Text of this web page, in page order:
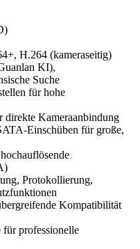
H.264 (kameraseitig)
KI),
Suche
für hohe
direkte Kameraanbindung
Einschüben für große,
Protokollierung,
Kompatibilität
für professionelle